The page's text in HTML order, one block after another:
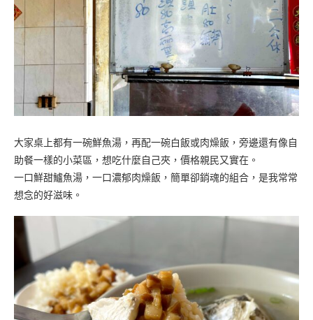
大家桌上都有一碗鮮魚湯，再配一碗白飯或肉燥飯，旁邊還有像自
助餐一樣的小菜區，想吃什麼自己夾，價格親民又實在。
一口鮮甜鱸魚湯，一口濃郁肉燥飯，簡單卻銷魂的組合，是我常常
想念的好滋味。